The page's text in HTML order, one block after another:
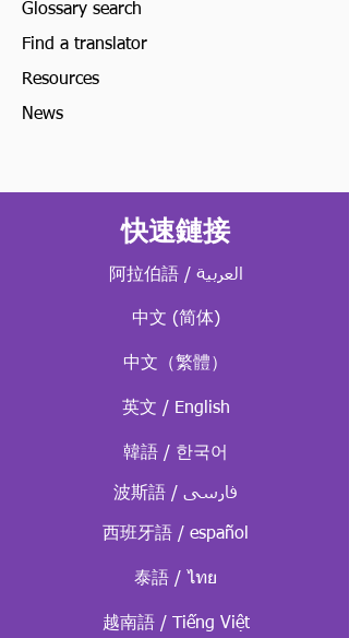
Glossary search
Find a translator
Resources
News
快速鏈接
阿拉伯語 / العربية
中文 (简体)
中文（繁體）
英文 / English
韓語 / 한국어
西班牙語 / español
泰語 / ไทย
越南語 / Tiếng Việt
波斯語 / فارسی